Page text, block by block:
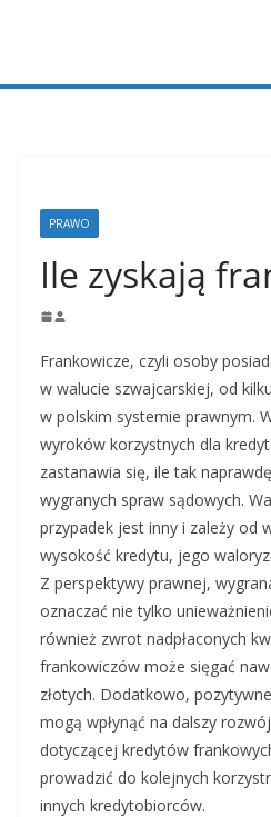
PRAWO
Ile zyskają
Frankowicze, czyli osoby
w walucie szwajcarskiej, od
w polskim systemie prawnym.
wyroków korzystnych dla
zastanawia się, ile tak
wygranych spraw sądowych.
przypadek jest inny i zależy od
wysokość kredytu, jego
Z perspektywy prawnej,
oznaczać nie tylko
również zwrot nadpłaconych
frankowiczów może sięgać
złotych. Dodatkowo,
mogą wpłynąć na dalszy
dotyczącej kredytów
prowadzić do kolejnych
innych kredytobiorców.